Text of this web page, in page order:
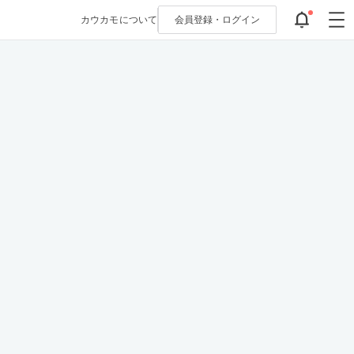
カウカモについて 会員登録・ ログイン